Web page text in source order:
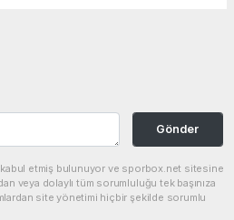
Gönder
kabul etmiş bulunuyor ve sporbox.net sitesine
veya dolaylı tüm sorumluluğu tek başınıza
site yönetimi hiçbir şekilde sorumlu